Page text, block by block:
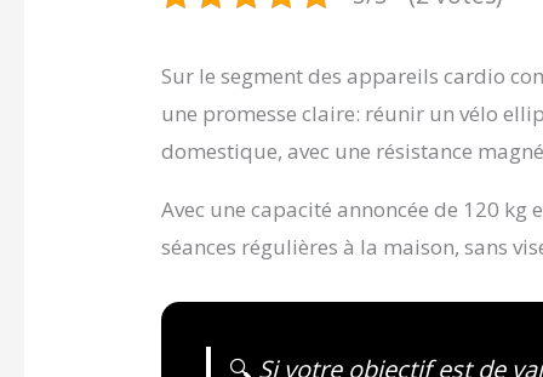
Sur le segment des appareils cardio
une promesse claire: réunir un vélo
domestique, avec une résistance
Avec une capacité annoncée de 120 kg
séances régulières à la maison, sans
🔍 Si votre objectif est de